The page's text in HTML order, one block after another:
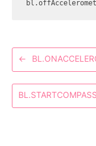
←
BL.STARTCOMPASS